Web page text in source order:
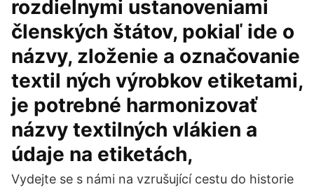
rozdielnymi ustanoveniami
členských štátov, pokiaľ ide o
názvy, zloženie a označovanie
textil­ ných výrobkov etiketami,
je potrebné harmonizovať
názvy textilných vlákien a
údaje na etiketách,
Vydejte se s námi na vzrušující cestu do historie